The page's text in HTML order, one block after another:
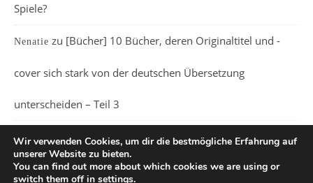
Spiele?
Nenatie zu [Bücher] 10 Bücher, deren Originaltitel und -
cover sich stark von der deutschen Übersetzung
unterscheiden – Teil 3
Wir verwenden Cookies, um dir die bestmögliche Erfahrung auf
unserer Website zu bieten.
You can find out more about which cookies we are using or
switch them off in settings.